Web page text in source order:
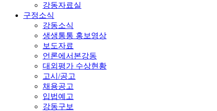
강동자료실
구정소식
강동소식
생생통통 홍보영상
보도자료
언론에서본강동
대외평가 수상현황
고시/공고
채용공고
입법예고
강동구보